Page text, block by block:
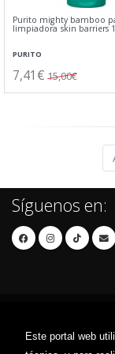
Este portal web
Purito mighty bamboo
limpiadora skin barriers
PURITO
7,41€ 15,00€
Síguenos en: